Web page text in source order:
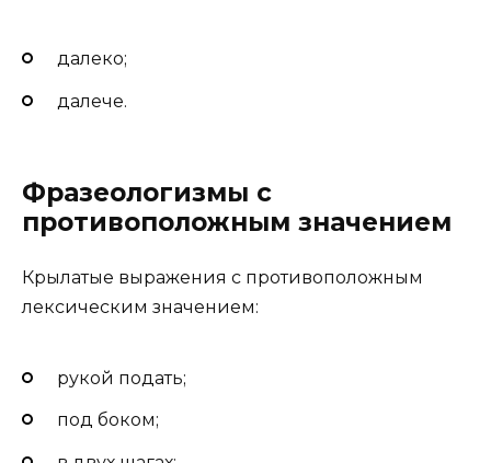
далеко;
далече.
Фразеологизмы с
противоположным значением
Крылатые выражения с противоположным
лексическим значением:
рукой подать;
под боком;